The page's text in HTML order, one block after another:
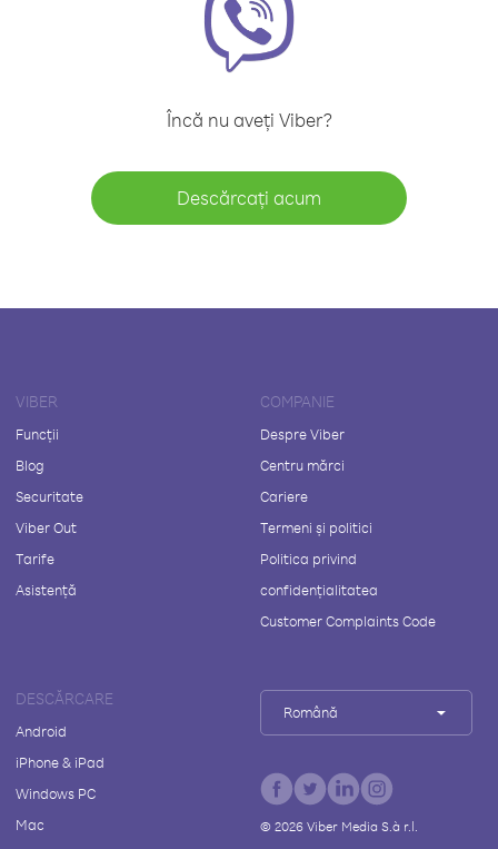
Încă nu aveți Viber?
Descărcați acum
VIBER
Funcții
Blog
Securitate
Viber Out
Tarife
Asistență
COMPANIE
Despre Viber
Centru mărci
Cariere
Termeni și politici
Politica privind
confidențialitatea
Customer Complaints Code
DESCĂRCARE
Android
iPhone & iPad
Windows PC
Mac
Română
© 2026Viber Media S.à r.l.